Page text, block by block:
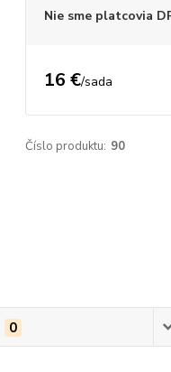
Nie sme platcovia
16 €/sada
Číslo produktu: 90
0